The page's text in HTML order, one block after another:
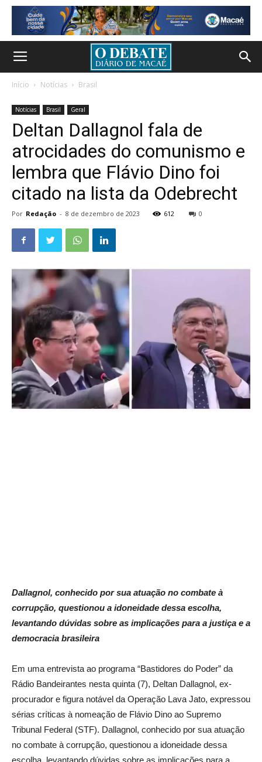
Início Notícias Brasil
Notícias Brasil Geral
Deltan Dallagnol fala de
atrocidades do comunismo e
lembra que Flávio Dino foi
citado na lista da Odebrecht
Por Redação - 8 de dezembro de 2023 612 0
Dallagnol, conhecido por sua atuação no combate à
corrupção, questionou a idoneidade dessa escolha,
levantando dúvidas sobre as implicações para a justiça e a
democracia brasileira
Em uma entrevista ao programa “Bastidores do Poder” da
Rádio Bandeirantes nesta quinta (7), Deltan Dallagnol, ex-
procurador e figura notável da Operação Lava Jato, expressou
sérias críticas à nomeação de Flávio Dino ao Supremo
Tribunal Federal (STF). Dallagnol, conhecido por sua atuação
no combate à corrupção, questionou a idoneidade dessa
escolha, levantando dúvidas sobre as implicações para a